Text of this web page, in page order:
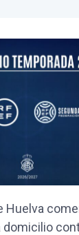
Huelva